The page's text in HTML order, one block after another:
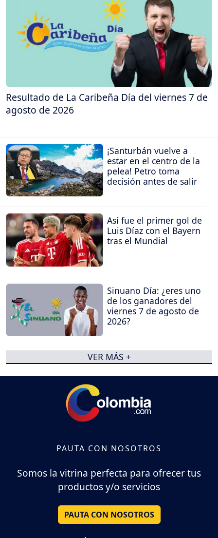
Resultado de La Caribeña Día del viernes 7 de
agosto de 2026
¡Santurbán vuelve a
estar en el centro de la
pelea! Petro toma
decisión antes de salir
Así fue el primer gol de
Luis Díaz con el Bayern
tras el Mundial
Sinuano Día: ¿eres uno
de los ganadores del
viernes 7 de agosto de
2026?
VER MÁS +
PAUTA CON NOSOTROS
Somos la vitrina perfecta para ofrecer tus
productos y/o servicios
PAUTA CON NOSOTROS